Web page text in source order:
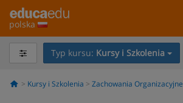
polska
Typ kursu: Kursy i Szkolenia
Kursy i Szkolenia Zachowania Organizacyjne